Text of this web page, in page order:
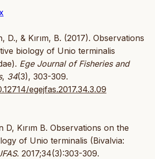
D., & Kırım, B. (2017). Observations
biology of Unio terminalis
Ege Journal of Fisheries and
, 34(3), 303-309.
egejfas.2017.34.3.09
D, Kırım B. Observations on the
of Unio terminalis (Bivalvia:
. 2017;34(3):303-309.